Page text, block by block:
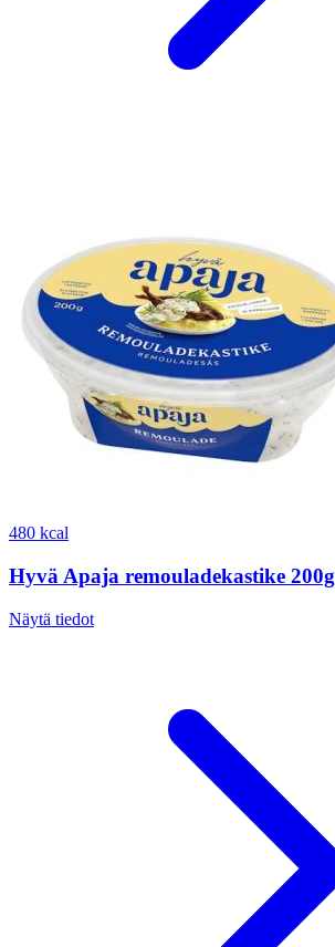
480 kcal
Hyvä Apaja remouladekastike 200g
Näytä tiedot